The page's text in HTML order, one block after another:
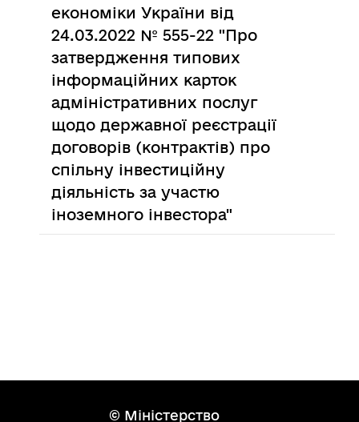
економіки України від
24.03.2022 № 555-22 "Про
затвердження типових
інформаційних карток
адміністративних послуг
щодо державної реєстрації
договорів (контрактів) про
спільну інвестиційну
діяльність за участю
іноземного інвестора"
© Міністерство